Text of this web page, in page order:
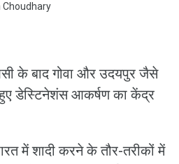
Choudhary
के बाद गोवा और उदयपुर जैसे
डेस्टिनेशंस आकर्षण का केंद्र
में शादी करने के तौर-तरीकों में